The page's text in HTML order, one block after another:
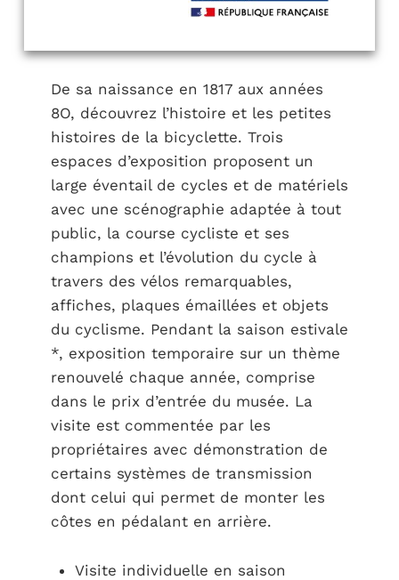
De sa naissance en 1817 aux années
8O, découvrez l’histoire et les petites
histoires de la bicyclette. Trois
espaces d’exposition proposent un
large éventail de cycles et de matériels
avec une scénographie adaptée à tout
public, la course cycliste et ses
champions et l’évolution du cycle à
travers des vélos remarquables,
affiches, plaques émaillées et objets
du cyclisme. Pendant la saison estivale
*, exposition temporaire sur un thème
renouvelé chaque année, comprise
dans le prix d’entrée du musée. La
visite est commentée par les
propriétaires avec démonstration de
certains systèmes de transmission
dont celui qui permet de monter les
côtes en pédalant en arrière.
Visite individuelle en saison